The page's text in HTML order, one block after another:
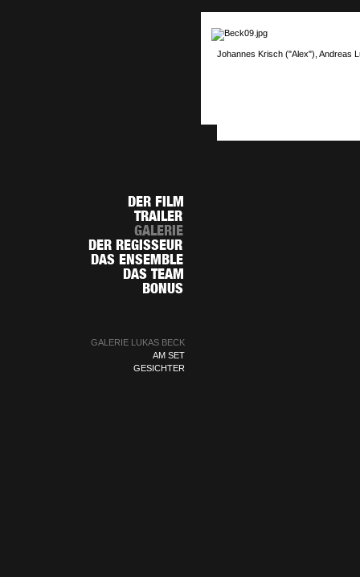
GALERIE LUKAS BECK
AM SET
GESICHTER
Johannes Krisch ("Alex"), Andreas